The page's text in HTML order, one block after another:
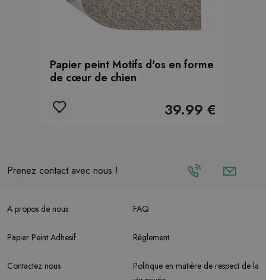
Papier peint Motifs d'os en forme
de cœur de chien
39.99 €
Prenez contact avec nous !
A propos de nous
Papier Peint Adhesif
Contactez nous
FAQ
Règlement
Politique en matière de respect de la